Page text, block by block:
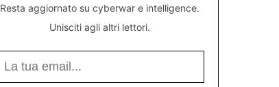
Resta aggiornato su cyberwar e intelligence.
Unisciti agli altri lettori.